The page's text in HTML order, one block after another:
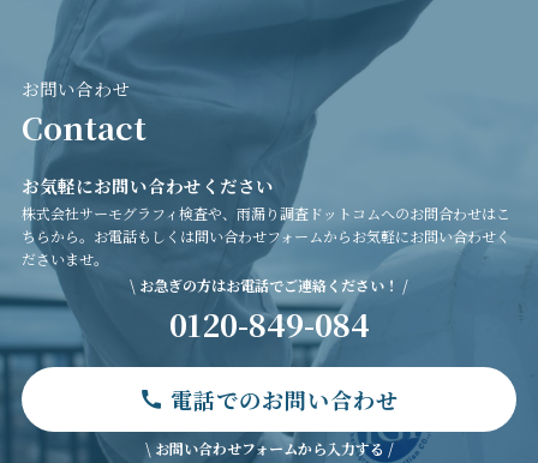
お問い合わせ
Contact
お気軽にお問い合わせください
株式会社サーモグラフィ検査や、雨漏り調査ドットコムへのお問合わせはこ
ちらから。お電話もしくは問い合わせフォームからお気軽にお問い合わせく
ださいませ。
\ お急ぎの方はお電話でご連絡ください！ /
0120-849-084
電話でのお問い合わせ
\ お問い合わせフォームから入力する /